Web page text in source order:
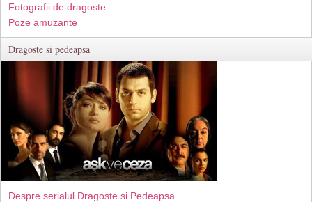
Fotografii de dragoste
Poze amuzante
Dragoste si pedeapsa
Despre serialul Dragoste si Pedeapsa